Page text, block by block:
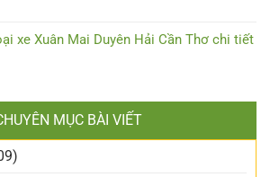
xe Xuân Mai Duyên Hải Cần Thơ chi tiết
MỤC BÀI VIẾT